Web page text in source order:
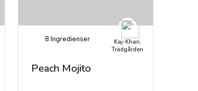
8 Ingredienser
Peach Mojito
Kaj-Khan,
Trädgården